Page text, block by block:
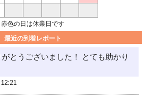
赤色の日は休業日です
最近の到着レポート
とうございました！ とても助かり